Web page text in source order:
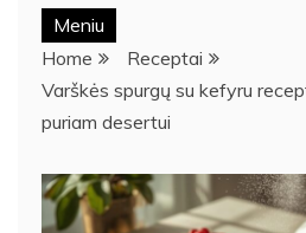
Meniu
Home
Receptai
Varškės spurgų su kefyru
puriam desertui